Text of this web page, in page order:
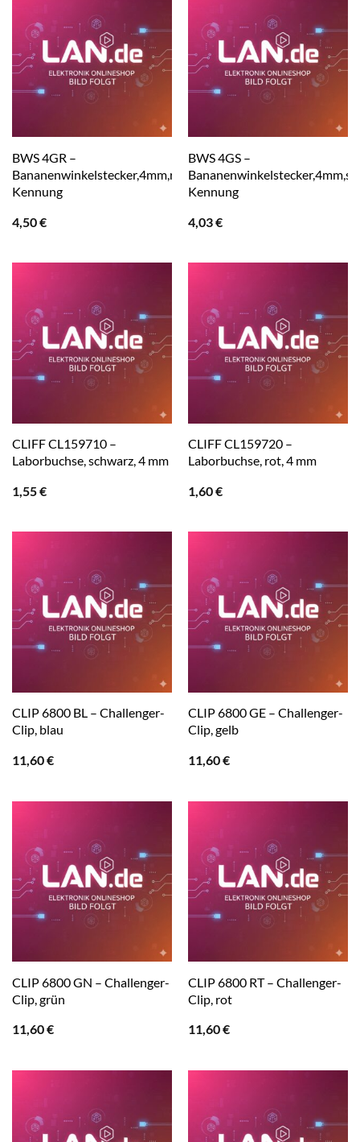
BWS 4GR –
Bananenwinkelstecker,4mm,rote
Kennung
4,50€
BWS 4GS –
Kennung
4,03€
CLIFF CL159710 –
Laborbuchse, schwarz, 4 mm
1,55€
CLIFF CL159720 –
Laborbuchse, rot, 4 mm
1,60€
CLIP 6800 BL – Challenger-
Clip, blau
11,60€
CLIP 6800 GE – Challenger-
Clip, gelb
11,60€
CLIP 6800 GN – Challenger-
Clip, grün
11,60€
CLIP 6800 RT – Challenger-
Clip, rot
11,60€